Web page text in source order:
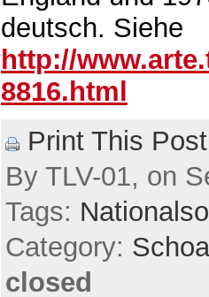
deutsch. Siehe
http://
8816.html
Print This Post
By TLV-01, on
Tags:
Category:
closed